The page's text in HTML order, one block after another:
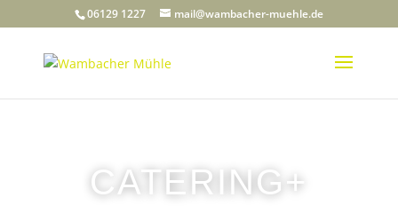
06129 1227 mail@wambacher-muehle.de
CATERING+